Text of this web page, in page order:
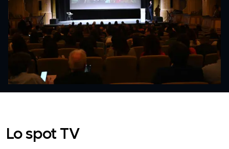
Lo spot TV